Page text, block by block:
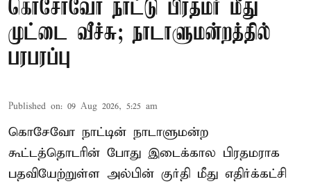
கொசோவோ நாட்டு பிரதமர் மீது
முட்டை வீச்சு; நாடாளுமன்றத்தில்
பரபரப்பு
Published on: 09 Aug 2026, 5:25 am
கொசேவோ நாட்டின் நாடாளுமன்ற
கூட்டத்தொடரின் போது இடைக்கால பிரதமராக
பதவியேற்றுள்ள அல்பின் குர்தி மீது எதிர்க்கட்சி